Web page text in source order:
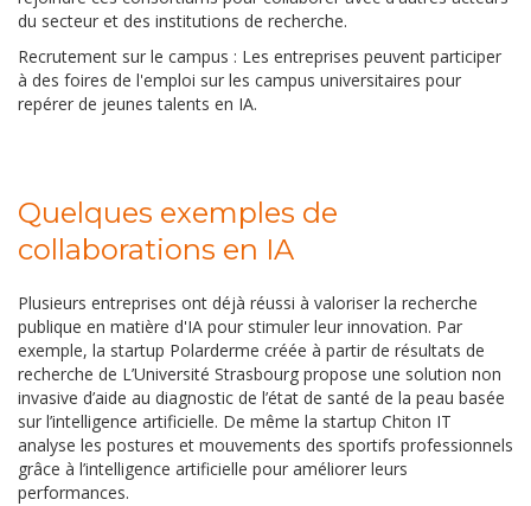
du secteur et des institutions de recherche.
Recrutement sur le campus : Les entreprises peuvent participer
à des foires de l'emploi sur les campus universitaires pour
repérer de jeunes talents en IA.
Quelques exemples de
collaborations en IA
Plusieurs entreprises ont déjà réussi à valoriser la recherche
publique en matière d'IA pour stimuler leur innovation. Par
exemple, la startup Polarderme créée à partir de résultats de
recherche de L’Université Strasbourg propose une solution non
invasive d’aide au diagnostic de l’état de santé de la peau basée
sur l’intelligence artificielle. De même la startup Chiton IT
analyse les postures et mouvements des sportifs professionnels
grâce à l’intelligence artificielle pour améliorer leurs
performances.